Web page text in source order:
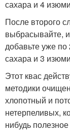
сахара и 4
После второго
выбрасывайте,
добавьте уже
сахара и 3
Этот квас
методики
хлопотный и
нетерпеливых,
нибудь